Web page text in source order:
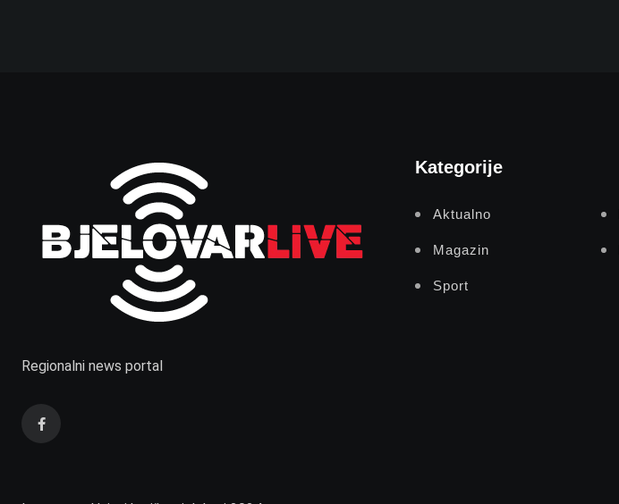
Regionalni news portal
Kategorije
Aktualno
Magazin
Sport